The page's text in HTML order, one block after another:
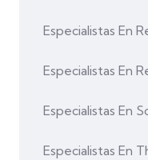
Especialistas En
Especialistas En
Especialistas En
Especialistas En